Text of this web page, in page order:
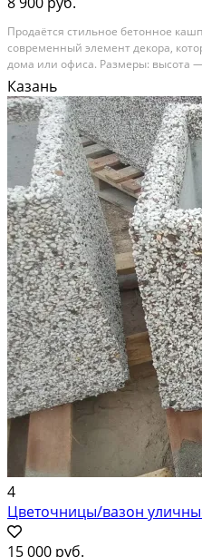
Продаётся стильное бетонное
современный элемент декора,
дома или офиса. Размеры:
27 см. Кашпо подходит для
прочного бетона, устойчивого к
Казань
4
Цветочницы/вазон
15 000 руб.